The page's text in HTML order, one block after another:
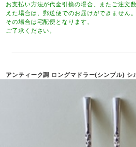
お支払い方法が代金引換の場合、またご注文
えた場合は、郵送便でのお届けができません。
その場合は宅配便となります。
ご了承ください。
アンティーク調 ロングマドラー(シンプル) シ